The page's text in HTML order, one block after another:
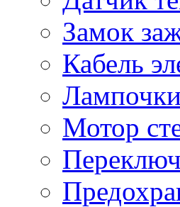
Замок
Кабель
Лампочки
Мотор